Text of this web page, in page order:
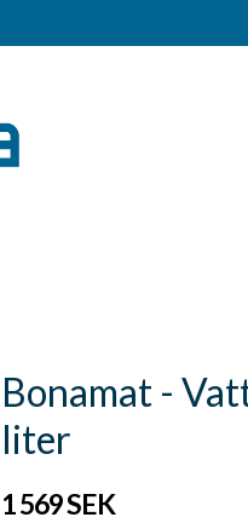
Bonamat -
liter
1 569 SEK